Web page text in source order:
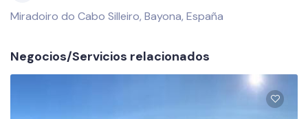
Miradoiro do Cabo Silleiro, Bayona, España
Negocios/Servicios relacionados